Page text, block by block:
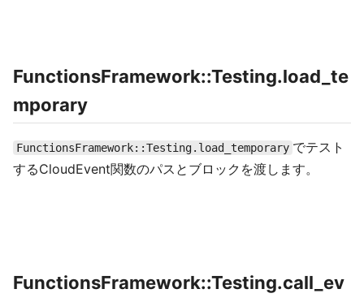
FunctionsFramework::Testing.load_te
mporary
FunctionsFramework::Testing.load_temporary でテスト
するCloudEvent関数のパスとブロックを渡します。
FunctionsFramework::Testing.call_ev